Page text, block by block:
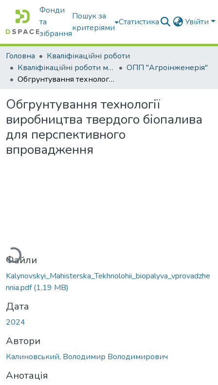
Фонди
та
зібрання
Пошук за
критеріями
Статистика Увійти
Головна
Кваліфікаційні роботи
Кваліфікаційні роботи магістрів
ОПП "Агроінженерія"
Обгрунтування технології виробництва твердого біопалива для перспективного впровадження
Обгрунтування технології
виробництва твердого біопалива
для перспективного
впровадження
Вантажиться...
Файли
Kalynovskyi_Mahisterska_Tekhnolohii_biopalyva_vprovadzhe
nnia.pdf(1,19 MB)
Дата
2024
Автори
Калиновський, Володимир Володимирович
Анотація